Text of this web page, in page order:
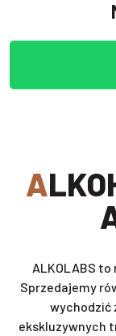
ALKOHOLE ONLINE W
ALKOLABS
Sprzedajemy
wychodzić
ekskluzywnych